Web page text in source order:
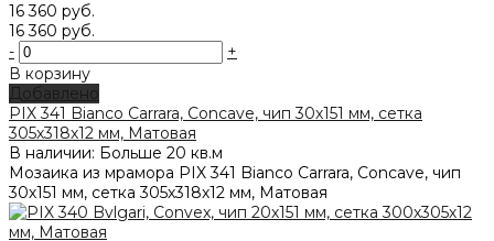
16 360 руб.
16 360 руб.
-
+
В корзину
Добавлено
PIX 341 Bianco Carrara, Concave, чип 30х151 мм, сетка
305х318х12 мм, Матовая
В наличии: Больше 20 кв.м
Мозаика из мрамора PIX 341 Bianco Carrara, Concave, чип
30х151 мм, сетка 305х318х12 мм, Матовая